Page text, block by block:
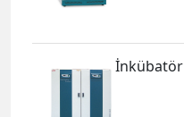
İnkübatör